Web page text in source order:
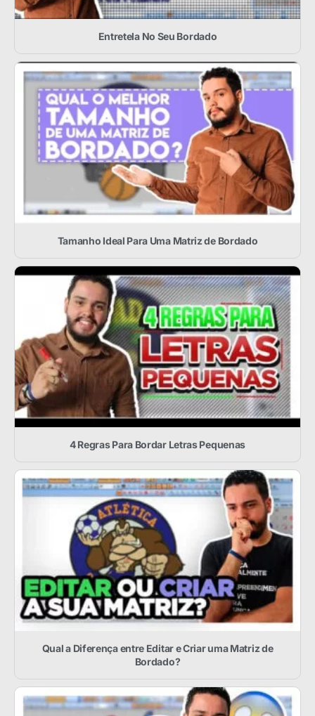
Entretela No Seu Bordado
Tamanho Ideal Para Uma Matriz de Bordado
4 Regras Para Bordar Letras Pequenas
Qual a Diferença entre Editar e Criar uma Matriz de
Bordado?